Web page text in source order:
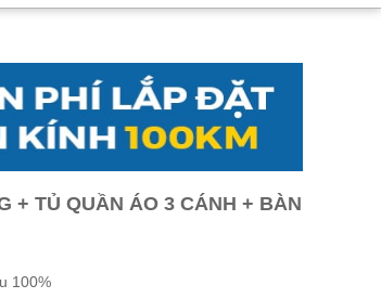
+ TỦ QUẦN ÁO 3 CÁNH + BÀN
100%